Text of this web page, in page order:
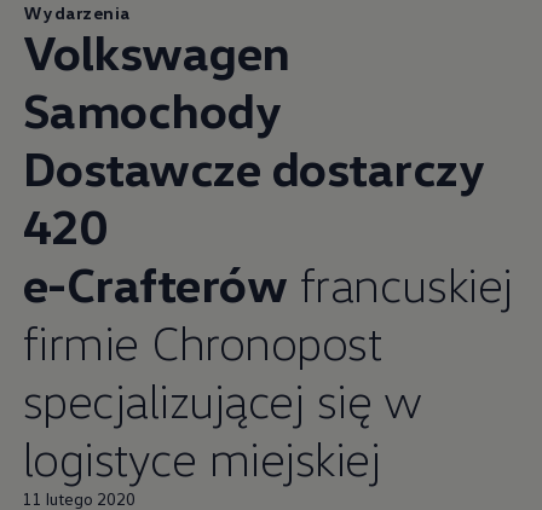
Wydarzenia
Volkswagen
Samochody
Dostawcze dostarczy
420
e-Crafterów francuskiej
firmie Chronopost
specjalizującej się w
logistyce miejskiej
11 lutego 2020